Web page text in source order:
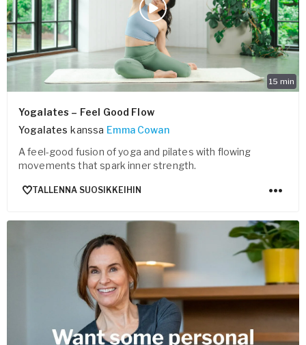
15 min
Yogalates – Feel Good Flow
Yogalates kanssa Emma Cowan
A feel-good fusion of yoga and pilates with flowing
movements that spark inner strength.
TALLENNA SUOSIKKEIHIN